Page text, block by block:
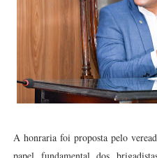
A honraria foi proposta pelo